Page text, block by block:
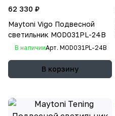
62 330 ₽
Maytoni Vigo Подвесной
светильник MOD031PL-24B
В наличииАрт. MOD031PL-24B
В корзину